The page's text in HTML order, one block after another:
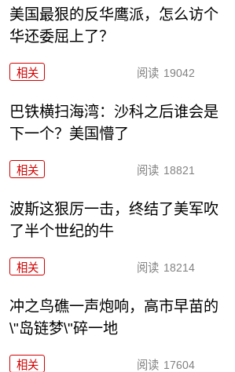
美国最狠的反华鹰派，怎么访个
华还委屈上了？
相关 阅读 19042
巴铁横扫海湾：沙科之后谁会是
下一个？美国懵了
相关 阅读 18821
波斯这狠厉一击，终结了美军吹
了半个世纪的牛
相关 阅读 18214
冲之鸟礁一声炮响，高市早苗的
\"岛链梦\"碎一地
相关 阅读 17604